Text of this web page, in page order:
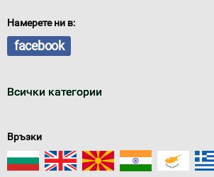
Намерете ни в:
facebook
Всички категории
Връзки